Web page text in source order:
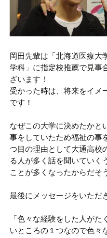
岡田先輩は「北海道医療
学科」に指定校推薦で見事
ざいます！
受かった時は、将来をイメ
です！
なぜこの大学に決めたかと
事をしていたため福祉の事
つ目の理由として大通高校
る人が多く話を聞いていく
ことが多くなったからだそ
最後にメッセージをいただ
「色々な経験をした人が
いところの１つなので色々